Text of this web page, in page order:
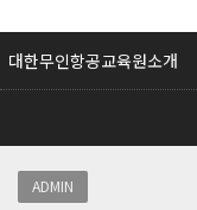
대한무인항공교육원소개
ADMIN